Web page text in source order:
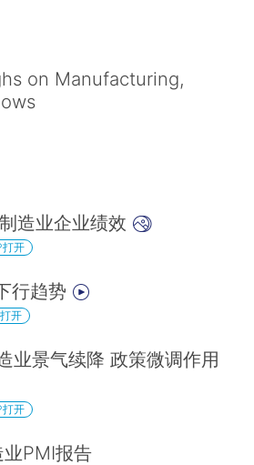
on Manufacturing,
造业企业绩效
打开
行趋势
开
业景气续降 政策微调作用
打开
PMI报告